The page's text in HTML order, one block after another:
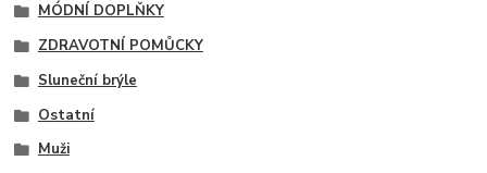
MÓDNÍ DOPLŇKY
ZDRAVOTNÍ POMŮCKY
Sluneční brýle
Ostatní
Muži